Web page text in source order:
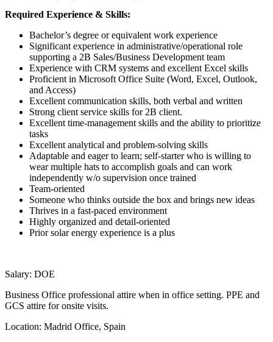
Required Experience & Skills:
Bachelor’s degree or equivalent work experience
Significant experience in administrative/operational role
supporting a 2B Sales/Business Development team
Experience with CRM systems and excellent Excel skills
Proficient in Microsoft Office Suite (Word, Excel, Outlook,
and Access)
Excellent communication skills, both verbal and written
Strong client service skills for 2B client.
Excellent time-management skills and the ability to prioritize
tasks
Excellent analytical and problem-solving skills
Adaptable and eager to learn; self-starter who is willing to
wear multiple hats to accomplish goals and can work
independently w/o supervision once trained
Team-oriented
Someone who thinks outside the box and brings new ideas
Thrives in a fast-paced environment
Highly organized and detail-oriented
Prior solar energy experience is a plus
Salary: DOE
Business Office professional attire when in office setting. PPE and
GCS attire for onsite visits.
Location: Madrid Office, Spain